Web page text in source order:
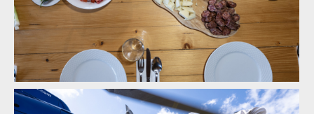
Legends of Gugu - Heli-eBike Camp v Rumunsku je velkolepý
zážitek
Legends of Gugu - Heli-eBike Camp v Rumunsku je velkolepý
zážitek